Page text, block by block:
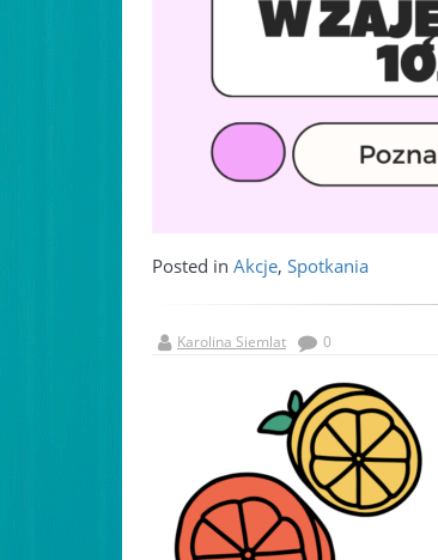
Posted in Akcje, Spotkania
Karolina Siemlat 0